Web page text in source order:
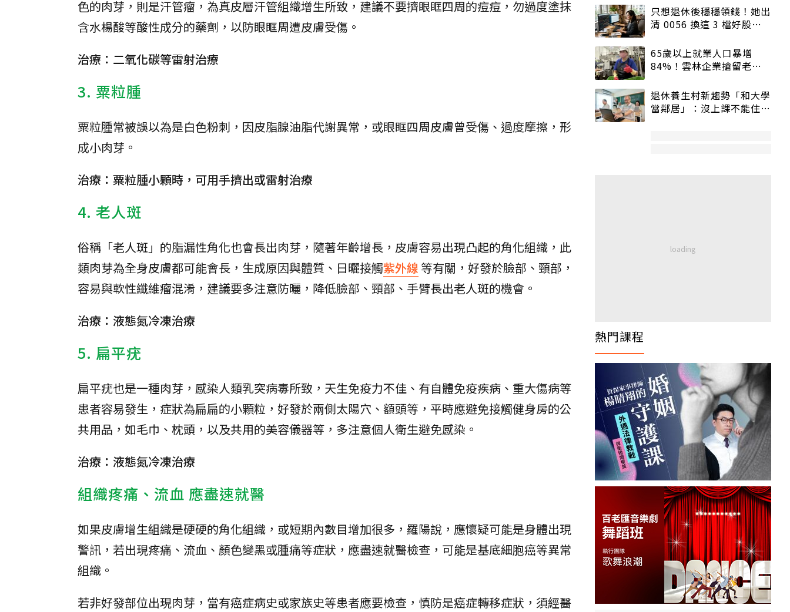
色的肉芽，則是汗管瘤，為真皮層汗管組織增生所致，建議不要擠眼眶四周的痘痘，勿過度塗抹
含水楊酸等酸性成分的藥劑，以防眼眶周遭皮膚受傷。
治療：二氧化碳等雷射治療
3. 粟粒腫
粟粒腫常被誤以為是白色粉刺，因皮脂腺油脂代謝異常，或眼眶四周皮膚曾受傷、過度摩擦，形
成小肉芽。
治療：粟粒腫小顆時，可用手擠出或雷射治療
4. 老人斑
俗稱「老人斑」的脂漏性角化也會長出肉芽，隨著年齡增長，皮膚容易出現凸起的角化組織，此
類肉芽為全身皮膚都可能會長，生成原因與體質、日曬接觸紫外線 等有關，好發於臉部、頸部，
容易與軟性纖維瘤混淆，建議要多注意防曬，降低臉部、頸部、手臂長出老人斑的機會。
治療：液態氮冷凍治療
5. 扁平疣
扁平疣也是一種肉芽，感染人類乳突病毒所致，天生免疫力不佳、有自體免疫疾病、重大傷病等
患者容易發生，症狀為扁扁的小顆粒，好發於兩側太陽穴、額頭等，平時應避免接觸健身房的公
共用品，如毛巾、枕頭，以及共用的美容儀器等，多注意個人衛生避免感染。
治療：液態氮冷凍治療
組織疼痛、流血 應盡速就醫
如果皮膚增生組織是硬硬的角化組織，或短期內數目增加很多，羅陽說，應懷疑可能是身體出現
警訊，若出現疼痛、流血、顏色變黑或腫痛等症狀，應盡速就醫檢查，可能是基底細胞癌等異常
組織。
若非好發部位出現肉芽，當有癌症病史或家族史等患者應要檢查，慎防是癌症轉移症狀，須經醫
只想退休後穩穩領錢！她出
清 0056 換這 3 檔好股：
65歲以上就業人口暴增
84%！雲林企業搶留老員
退休養生村新趨勢「和大學
當鄰居」：沒上課不能住、
熱門課程